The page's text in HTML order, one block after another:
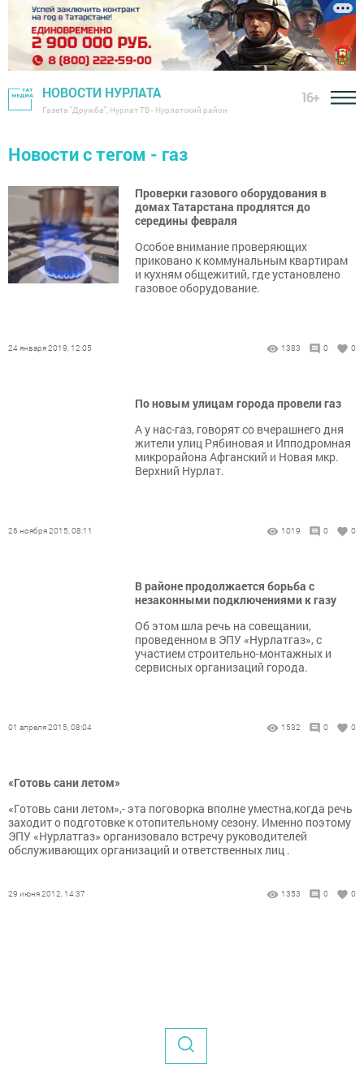
НОВОСТИ НУРЛАТА
Газета "Дружба", Нурлат ТВ - Нурлатский район
16+
Новости с тегом - газ
Проверки газового оборудования в
домах Татарстана продлятся до
середины февраля
Особое внимание проверяющих
приковано к коммунальным квартирам
и кухням общежитий, где установлено
газовое оборудование.
24 января 2019, 12:05 1383 0 0
По новым улицам города провели газ
А у нас-газ, говорят со вчерашнего дня
жители улиц Рябиновая и Ипподромная
микрорайона Афганский и Новая мкр.
Верхний Нурлат.
26 ноября 2015, 08:11 1019 0 0
В районе продолжается борьба с
незаконными подключениями к газу
Об этом шла речь на совещании,
проведенном в ЭПУ «Нурлатгаз», с
участием строительно-монтажных и
сервисных организаций города.
01 апреля 2015, 08:04 1532 0 0
«Готовь сани летом»
«Готовь сани летом»,- эта поговорка вполне уместна,когда речь
заходит о подготовке к отопительному сезону. Именно поэтому
ЭПУ «Нурлатгаз» организовало встречу руководителей
обслуживающих организаций и ответственных лиц .
29 июня 2012, 14:37 1353 0 0